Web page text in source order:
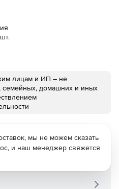
лицам и ИП – не
семейных, домашних и иных
мы не можем сказать
и наш менеджер свяжется